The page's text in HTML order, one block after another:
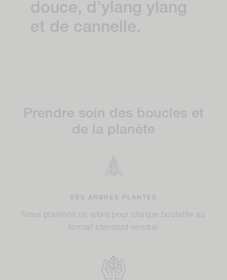
douce, d’ylang ylang
et de cannelle.
Prendre soin des boucles et
de la planète
DES ARBRES PLANTÉS
Nous plantons un arbre pour chaque bouteille au
format standard vendue